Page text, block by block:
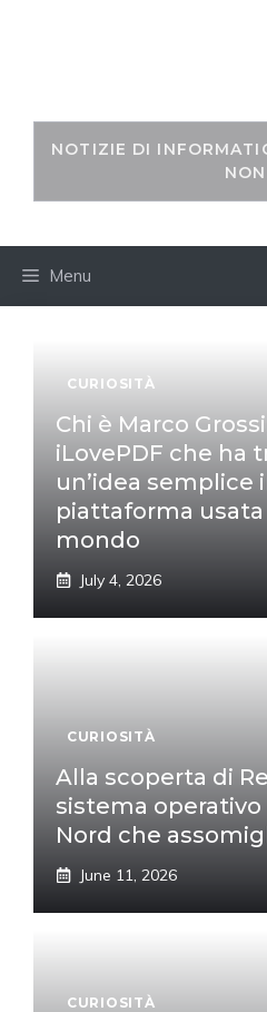
NOTIZIE DI
Menu
CURIOSITÀ
Chi è Marco
iLovePDF che ha
un’idea semplice
piattaforma
mondo
July 4, 2026
CURIOSITÀ
Alla scoperta di
sistema operativo
Nord che
June 11, 2026
CURIOSITÀ